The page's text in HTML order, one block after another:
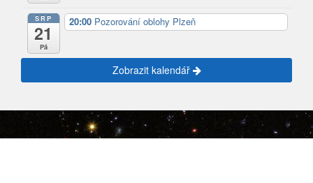
SRP
21
Pá
20:00 Pozorování oblohy Plzeň
Zobrazit kalendář